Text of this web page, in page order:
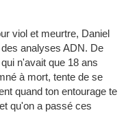
viol et meurtre, Daniel
analyses ADN. De
n'avait que 18 ans
à mort, tente de se
quand ton entourage te
qu'on a passé ces